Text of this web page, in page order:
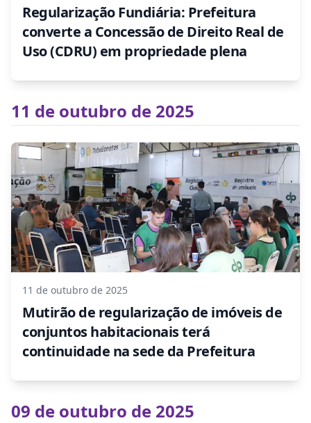
Regularização Fundiária: Prefeitura
converte a Concessão de Direito Real de
Uso (CDRU) em propriedade plena
11 de outubro de 2025
11 de outubro de 2025
Mutirão de regularização de imóveis de
conjuntos habitacionais terá
continuidade na sede da Prefeitura
09 de outubro de 2025